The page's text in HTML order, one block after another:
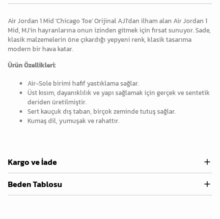
Air Jordan 1 Mid 'Chicago Toe' Orijinal AJ1'dan ilham alan Air Jordan 1
Mid, MJ'in hayranlarına onun izinden gitmek için fırsat sunuyor. Sade,
klasik malzemelerin öne çıkardığı yepyeni renk, klasik tasarıma
modern bir hava katar.
Ürün Özellikleri:
Air-Sole birimi hafif yastıklama sağlar.
Üst kısım, dayanıklılık ve yapı sağlamak için gerçek ve sentetik
deriden üretilmiştir.
Sert kauçuk dış taban, birçok zeminde tutuş sağlar.
Kumaş dil, yumuşak ve rahattır.
Kargo ve İade
Beden Tablosu